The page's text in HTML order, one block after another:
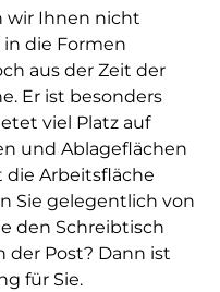
wir Ihnen nicht
die Formen
aus der Zeit der
Er ist besonders
viel Platz auf
und Ablageflächen
die Arbeitsfläche
Sie gelegentlich von
den Schreibtisch
der Post? Dann ist
für Sie.